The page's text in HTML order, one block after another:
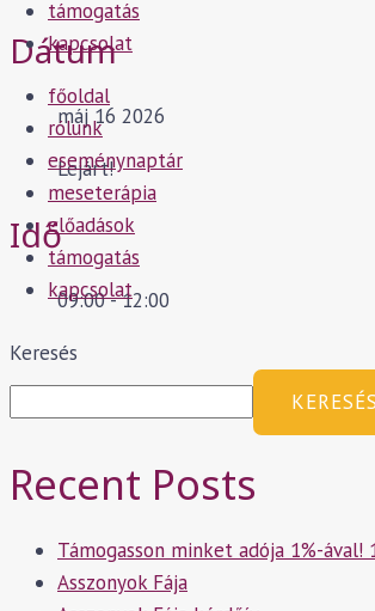
támogatás
kapcsolat
főoldal
rólunk
eseménynaptár
meseterápia
előadások
támogatás
kapcsolat
Dátum
máj 16 2026
Lejárt!
Idő
09:00 - 12:00
Keresés
KERESÉS
Recent Posts
Támogasson minket adója 1%-ával!
Asszonyok Fája